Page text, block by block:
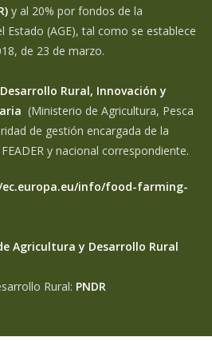
y al 20% por fondos de la
Estado (AGE), tal como se establece
de 23 de marzo.
Rural, Innovación y
(Ministerio de Agricultura, Pesca
de gestión encargada de la
y nacional correspondiente.
info/food-farming-
Agricultura y Desarrollo Rural
Rural: PNDR